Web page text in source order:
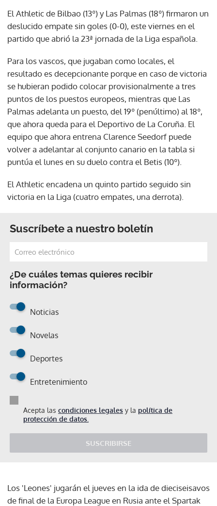
El Athletic de Bilbao (13º) y Las Palmas (18º) firmaron un
deslucido empate sin goles (0-0), este viernes en el
partido que abrió la 23ª jornada de la Liga española.
Para los vascos, que jugaban como locales, el
resultado es decepcionante porque en caso de victoria
se hubieran podido colocar provisionalmente a tres
puntos de los puestos europeos, mientras que Las
Palmas adelanta un puesto, del 19º (penúltimo) al 18º,
que ahora queda para el Deportivo de La Coruña. El
equipo que ahora entrena Clarence Seedorf puede
volver a adelantar al conjunto canario en la tabla si
puntúa el lunes en su duelo contra el Betis (10º).
El Athletic encadena un quinto partido seguido sin
victoria en la Liga (cuatro empates, una derrota).
Suscríbete a nuestro boletín
¿De cuáles temas quieres recibir
información?
Noticias
Novelas
Deportes
Entretenimiento
Acepta las condiciones legales y la política de
protección de datos.
SUSCRIBIRSE
Los 'Leones' jugarán el jueves en la ida de dieciseisavos
de final de la Europa League en Rusia ante el Spartak